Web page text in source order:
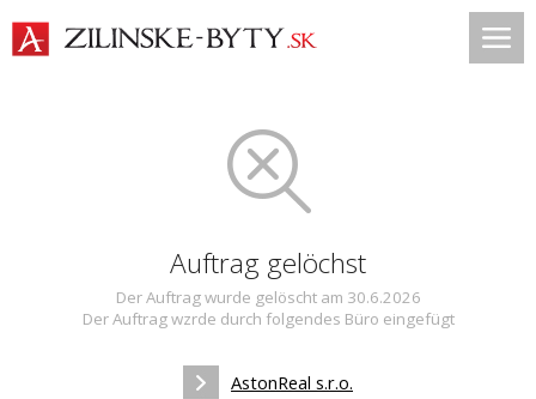
Auftrag gelöchst
Der Auftrag wurde gelöscht am 30.6.2026
Der Auftrag wzrde durch folgendes Büro eingefügt
AstonReal s.r.o.